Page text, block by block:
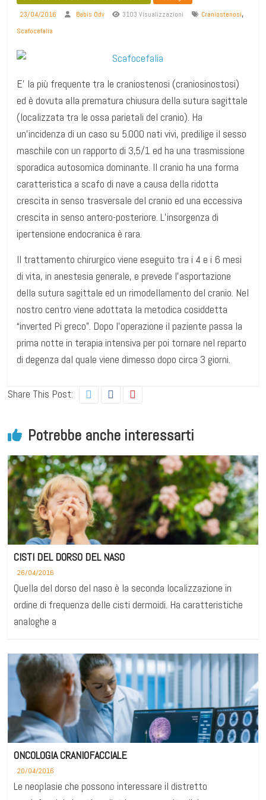
23/04/2016
Babis Odv 3103 Visualizzazioni Craniostenosi,
Scafocefalia
E’ la più frequente tra le craniostenosi (craniosinostosi)
ed è dovuta alla prematura chiusura della sutura sagittale
(localizzata tra le ossa parietali del cranio). Ha
un’incidenza di un caso su 5.000 nati vivi, predilige il sesso
maschile con un rapporto di 3,5/1 ed ha una trasmissione
sporadica autosomica dominante. Il cranio ha una forma
caratteristica a scafo di nave a causa della ridotta
crescita in senso trasversale del cranio ed una eccessiva
crescita in senso antero-posteriore. L’insorgenza di
ipertensione endocranica è rara.
Il trattamento chirurgico viene eseguito tra i 4 e i 6 mesi
di vita, in anestesia generale, e prevede l’asportazione
della sutura sagittale ed un rimodellamento del cranio. Nel
nostro centro viene adottata la metodica cosiddetta
“inverted Pi greco”. Dopo l’operazione il paziente passa la
prima notte in terapia intensiva per poi tornare nel reparto
di degenza dal quale viene dimesso dopo circa 3 giorni.
Share This Post:
Potrebbe anche interessarti
CISTI DEL DORSO DEL NASO
26/04/2016
Quella del dorso del naso è la seconda localizzazione in
ordine di frequenza delle cisti dermoidi. Ha caratteristiche
analoghe a
ONCOLOGIA CRANIOFACCIALE
20/04/2016
Le neoplasie che possono interessare il distretto